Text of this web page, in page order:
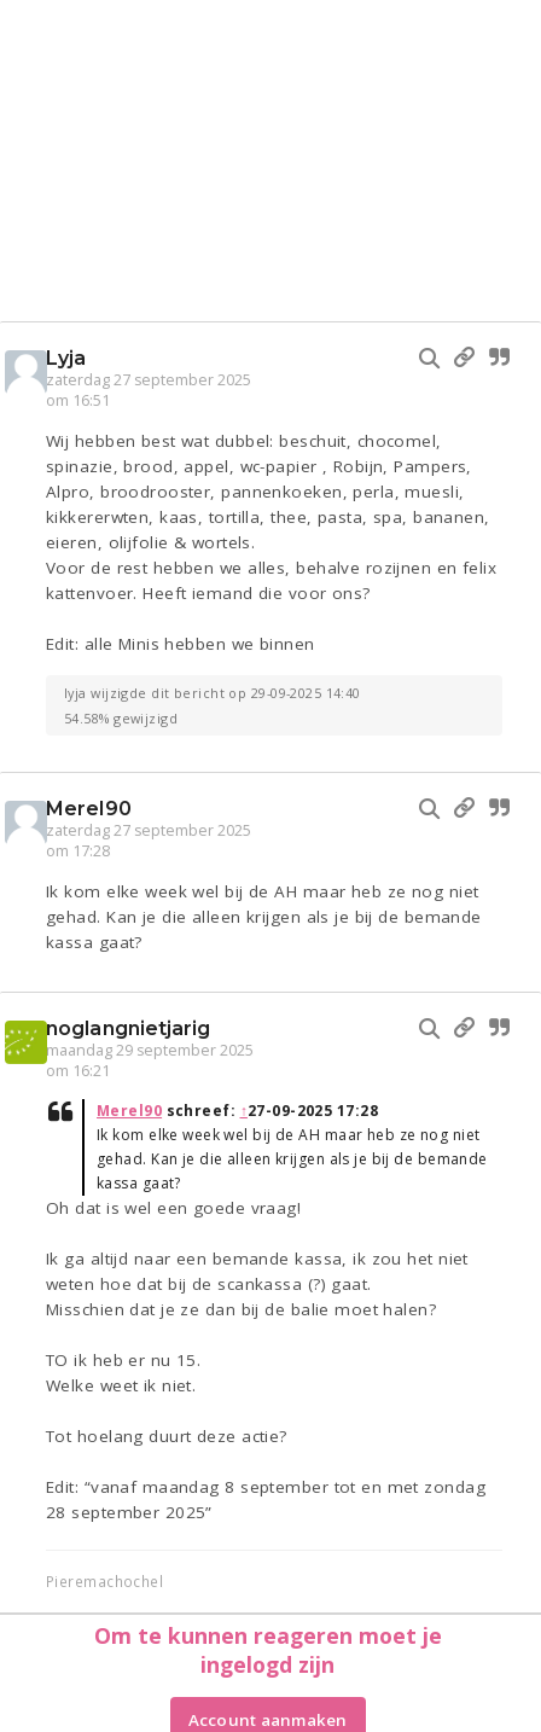
Lyja
zaterdag 27 september 2025
om 16:51
Wij hebben best wat dubbel: beschuit, chocomel,
spinazie, brood, appel, wc-papier , Robijn, Pampers,
Alpro, broodrooster, pannenkoeken, perla, muesli,
kikkererwten, kaas, tortilla, thee, pasta, spa, bananen,
eieren, olijfolie & wortels.
Voor de rest hebben we alles, behalve rozijnen en felix
kattenvoer. Heeft iemand die voor ons?
Edit: alle Minis hebben we binnen
lyja wijzigde dit bericht op 29-09-2025 14:40
54.58% gewijzigd
Merel90
zaterdag 27 september 2025
om 17:28
Ik kom elke week wel bij de AH maar heb ze nog niet
gehad. Kan je die alleen krijgen als je bij de bemande
kassa gaat?
noglangnietjarig
maandag 29 september 2025
om 16:21
Merel90 schreef: ↑27-09-2025 17:28
Ik kom elke week wel bij de AH maar heb ze nog niet
gehad. Kan je die alleen krijgen als je bij de bemande
kassa gaat?
Oh dat is wel een goede vraag!
Ik ga altijd naar een bemande kassa, ik zou het niet
weten hoe dat bij de scankassa (?) gaat.
Misschien dat je ze dan bij de balie moet halen?
TO ik heb er nu 15.
Welke weet ik niet.
Tot hoelang duurt deze actie?
Edit: “vanaf maandag 8 september tot en met zondag
28 september 2025”
Pieremachochel
Om te kunnen reageren moet je
ingelogd zijn
Account aanmaken